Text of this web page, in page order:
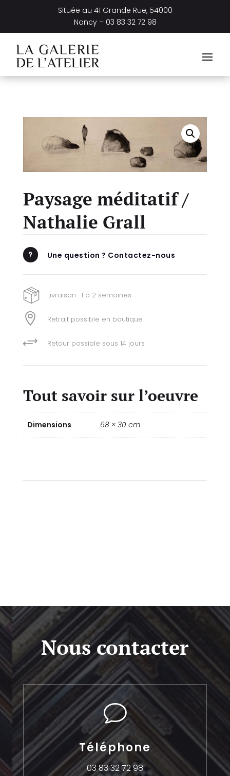
Située au 41 Grande Rue, 54000
Nancy – 03 83 32 72 98
Paysage méditatif /
Nathalie Grall
u Une question ? Contactez-nous
Livraison : 1 à 2 semaines
 Retrait possible en boutique
+ Retour possible sous 14 jours
Tout savoir sur l’oeuvre
Dimensions 68 × 30 cm
Nous contacter
v
Téléphone
03 83 32 72 98